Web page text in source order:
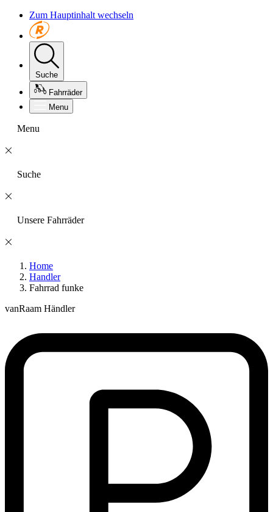
Zum Hauptinhalt wechseln
Suche
Fahrräder
Menu
Menu
Suche
Unsere Fahrräder
Home
Handler
Fahrrad funke
vanRaam Händler